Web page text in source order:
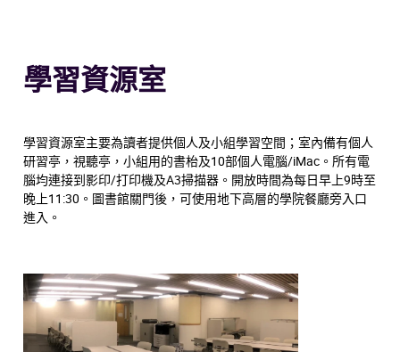
學習資源室
學習資源室主要為讀者提供個人及小組學習空間；室內備有個人
研習亭，視聽亭，小組用的書枱及10部個人電腦/iMac。所有電
腦均連接到影印/打印機及A3掃描器。開放時間為每日早上9時至
晚上11:30。圖書館關門後，可使用地下高層的學院餐廳旁入口
進入。